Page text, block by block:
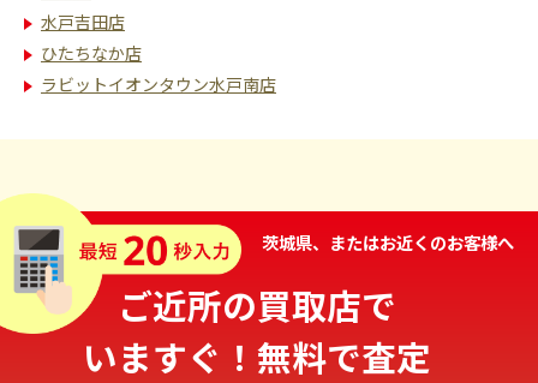
水戸吉田店
ひたちなか店
ラビットイオンタウン水戸南店
茨城県、またはお近くのお客様へ
ご近所の買取店で
いますぐ！無料で査定